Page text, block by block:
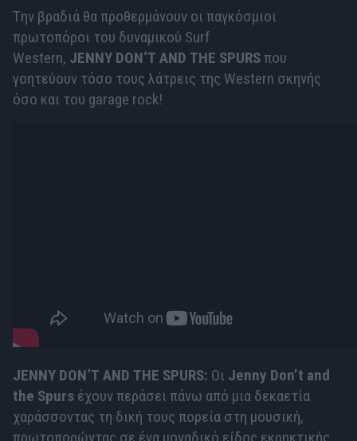
Tην βραδιά θα προθερμάνουν οι παγκόσμιοι
πρωτοπόροι του δυναμικού Surf
Western, JENNY DON‘T AND THE SPURS που
γοητεύουν τόσο τους λάτρεις της Western σκηνής
όσο και του garage rock!
JENNY DON‘T AND THE SPURS: Οι Jenny Don’t and
the Spurs έχουν περάσει πάνω από μια δεκαετία
χαράσσοντας τη δική τους πορεία στη μουσική,